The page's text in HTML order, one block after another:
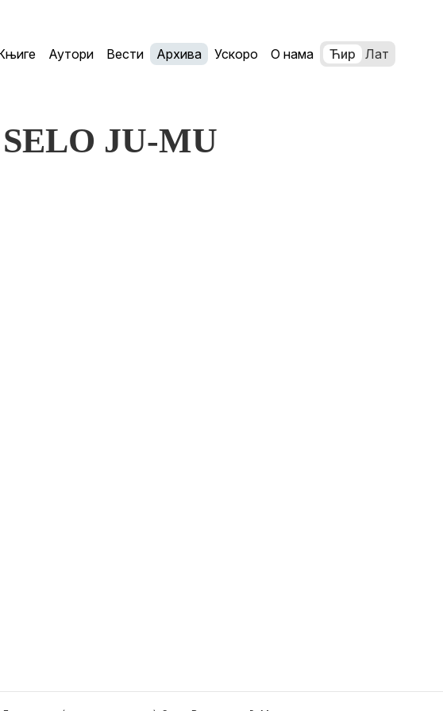
Аутори Вести Архива Ускоро О нама Ћир Лат
JU-MU